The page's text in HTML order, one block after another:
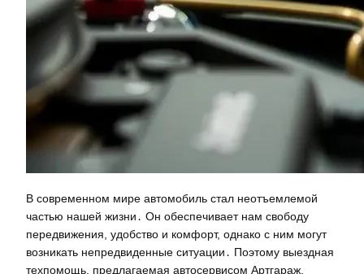
В современном мире автомобиль стал неотъемлемой
частью нашей жизни․ Он обеспечивает нам свободу
передвижения, удобство и комфорт, однако с ним могут
возникать непредвиденные ситуации․ Поэтому выездная
техпомощь, предлагаемая автосервисом Артгараж,